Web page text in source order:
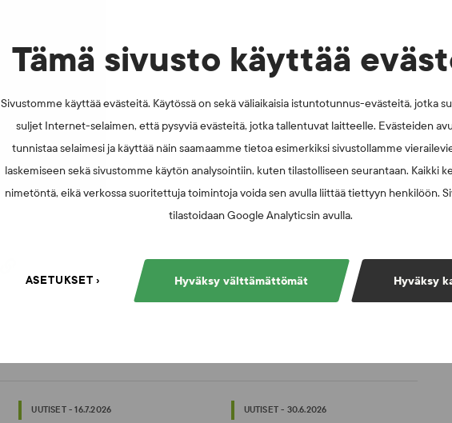
Tämä sivusto käyttää
Sivustomme käyttää evästeitä. Käytössä on sekä väliaikaisia istuntotunnus-evästeitä, jotka
suljet Internet-selaimen, että pysyviä evästeitä, jotka tallentuvat laitteelle. Evästeiden
tunnistaa selaimesi ja käyttää näin saamaamme tietoa esimerkiksi sivustollamme
laskemiseen sekä sivustomme käytön analysointiin, kuten tilastolliseen seurantaan. Kaikki
nimetöntä, eikä verkossa suoritettuja toimintoja voida sen avulla liittää tiettyyn henkilöön.
tilastoidaan Google Analyticsin avulla.
Hyväksy
Hyväksy välttämättömät
ASETUKSET
UUTISET - 16.7.2026 UUTISET - 30.6.2026